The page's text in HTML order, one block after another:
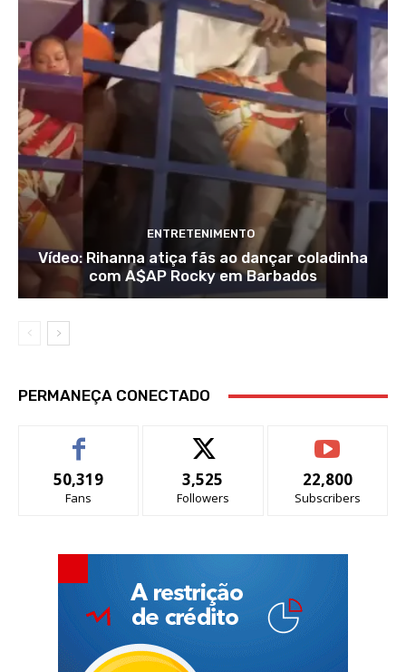
ENTRETENIMENTO
Vídeo: Rihanna atiça fãs ao dançar coladinha
com A$AP Rocky em Barbados
PERMANEÇA CONECTADO
50,319
Fans
3,525
Followers
22,800
Subscribers